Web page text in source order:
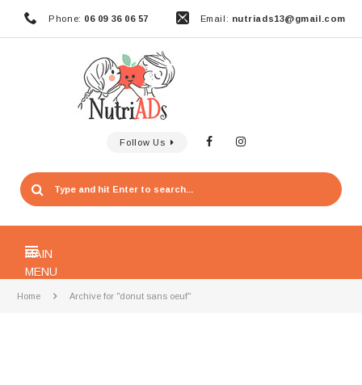
Phone: 06 09 36 06 57 Email: nutriads13@gmail.com
Follow Us
MAIN
MENU
Home Archive for "donut sans oeuf"